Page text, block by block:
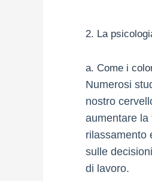
2. La
a. Come i
Numerosi
nostro
aumentare la
rilassamento
sulle
di lavoro.